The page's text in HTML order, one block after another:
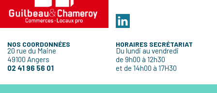
NOS COORDONNÉES
20 rue du Maine
49100 Angers
02 41 96 56 01
HORAIRES SECRÉTARIAT
Du lundi au vendredi
de 9h00 à 12h30
et de 14h00 à 17H30